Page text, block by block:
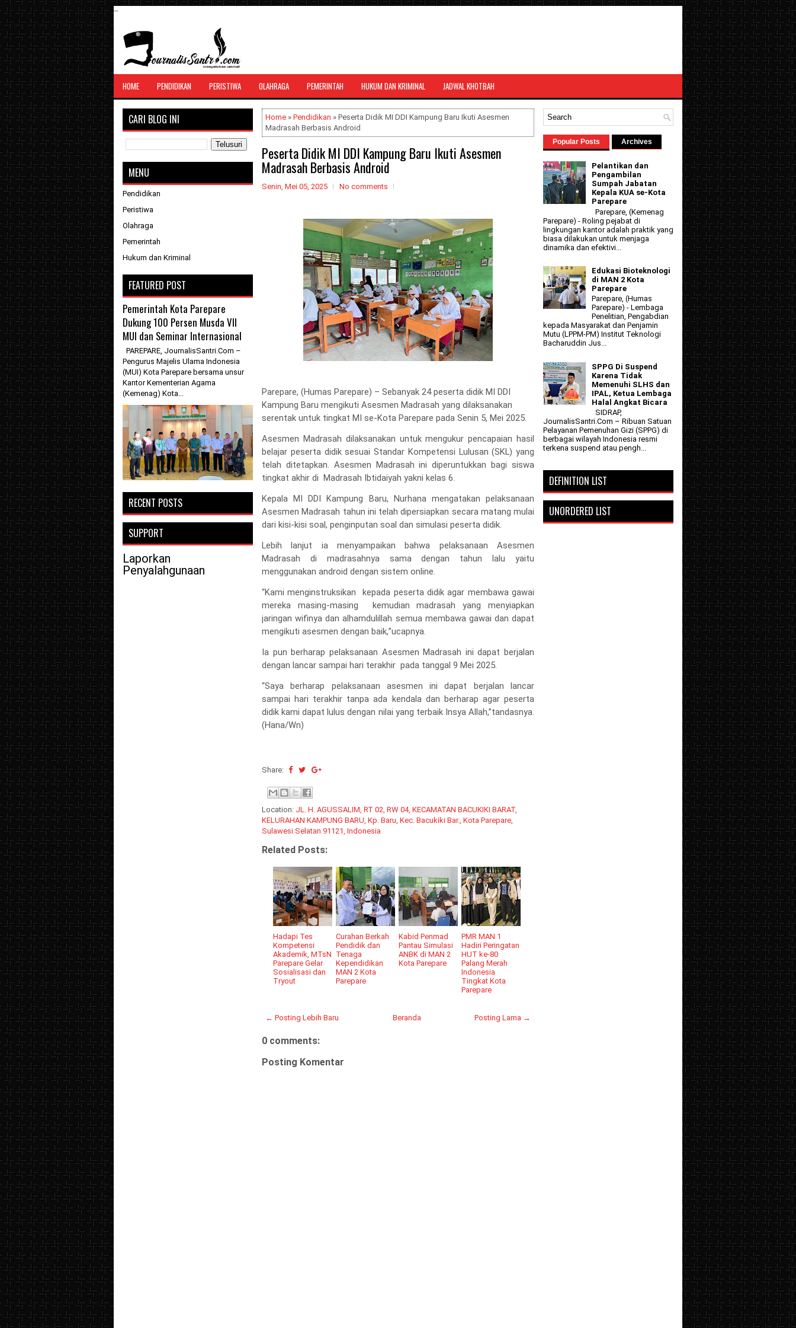
--
SANTRI JURNALIS
Menghimpun seluruh berita, tulisan, jurnal bernuansa agama yang dapat
HOME PENDIDIKAN PERISTIWA OLAHRAGA PEMERINTAH HUKUM DAN KRIMINAL JADWAL KHOTBAH
Home » Pendidikan » Peserta Didik MI DDI Kampung Baru Ikuti Asesmen
Madrasah Berbasis Android
Peserta Didik MI DDI Kampung Baru Ikuti Asesmen
Madrasah Berbasis Android
Senin, Mei 05, 2025 No comments
Parepare, (Humas Parepare) – Sebanyak 24 peserta didik MI DDI
Kampung Baru mengikuti Asesmen Madrasah yang dilaksanakan
serentak untuk tingkat MI se-Kota Parepare pada Senin 5, Mei 2025.
Asesmen Madrasah dilaksanakan untuk mengukur pencapaian hasil
belajar peserta didik sesuai Standar Kompetensi Lulusan (SKL) yang
telah ditetapkan. Asesmen Madrasah ini diperuntukkan bagi siswa
tingkat akhir di Madrasah Ibtidaiyah yakni kelas 6.
Kepala MI DDI Kampung Baru, Nurhana mengatakan pelaksanaan
Asesmen Madrasah tahun ini telah dipersiapkan secara matang mulai
dari kisi-kisi soal, penginputan soal dan simulasi peserta didik.
Lebih lanjut ia menyampaikan bahwa pelaksanaan Asesmen
Madrasah di madrasahnya sama dengan tahun lalu yaitu
menggunakan android dengan sistem online.
“Kami menginstruksikan
kepada peserta didik agar membawa gawai
mereka masing-masing
kemudian madrasah yang menyiapkan
jaringan wifinya dan alhamdulillah semua membawa gawai dan dapat
mengikuti asesmen dengan baik,”ucapnya.
Ia pun berharap pelaksanaan Asesmen Madrasah ini dapat berjalan
dengan lancar sampai hari terakhir pada tanggal 9 Mei 2025.
“Saya berharap pelaksanaan asesmen ini dapat berjalan lancar
sampai hari terakhir tanpa ada kendala dan berharap agar peserta
didik kami dapat lulus dengan nilai yang terbaik Insya Allah,”tandasnya.
(Hana/Wn)
Share:
Location: JL. H. AGUSSALIM, RT 02, RW 04, KECAMATAN BACUKIKI BARAT,
KELURAHAN KAMPUNG BARU, Kp. Baru, Kec. Bacukiki Bar., Kota Parepare,
Sulawesi Selatan 91121, Indonesia
Related Posts:
Hadapi Tes
Kompetensi
Akademik, MTsN
Parepare Gelar
Sosialisasi dan
Tryout
Curahan Berkah
Pendidik dan
Tenaga
Kependidikan
MAN 2 Kota
Parepare
Kabid Penmad
Pantau Simulasi
ANBK di MAN 2
Kota Parepare
PMR MAN 1
Hadiri Peringatan
HUT ke-80
Palang Merah
Indonesia
Tingkat Kota
Parepare
← Posting Lebih Baru Posting Lama →
Beranda
0 comments:
Posting Komentar
CARI BLOG INI
MENU
Pendidikan
Peristiwa
Olahraga
Pemerintah
Hukum dan Kriminal
FEATURED POST
Pemerintah Kota Parepare
Dukung 100 Persen Musda VII
MUI dan Seminar Internasional
PAREPARE, JournalisSantri.Com –
Pengurus Majelis Ulama Indonesia
(MUI) Kota Parepare bersama unsur
Kantor Kementerian Agama
(Kemenag) Kota...
RECENT POSTS
SUPPORT
Laporkan
Penyalahgunaan
Popular Posts Archives
Pelantikan dan
Pengambilan
Sumpah Jabatan
Kepala KUA se-Kota
Parepare
Parepare, (Kemenag
Parepare) - Roling pejabat di
lingkungan kantor adalah praktik yang
biasa dilakukan untuk menjaga
dinamika dan efektivi...
Edukasi Bioteknologi
di MAN 2 Kota
Parepare
Parepare, (Humas
Parepare) - Lembaga
Penelitian, Pengabdian
kepada Masyarakat dan Penjamin
Mutu (LPPM-PM) Institut Teknologi
Bacharuddin Jus...
SPPG Di Suspend
Karena Tidak
Memenuhi SLHS dan
IPAL, Ketua Lembaga
Halal Angkat Bicara
SIDRAP,
JournalisSantri.Com – Ribuan Satuan
Pelayanan Pemenuhan Gizi (SPPG) di
berbagai wilayah Indonesia resmi
terkena suspend atau pengh...
DEFINITION LIST
UNORDERED LIST